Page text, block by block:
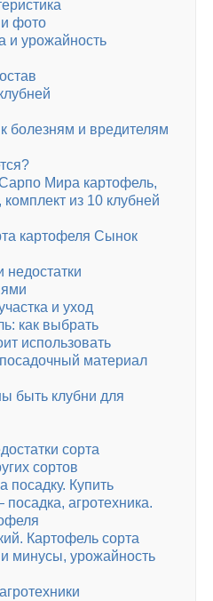
фото
и урожайность
болезням и вредителям
Мира картофель,
из 10 клубней
картофеля Сынок
недостатки
и уход
как выбрать
использовать
материал
быть клубни для
сорта
сортов
посадку. Купить
агротехника.
Картофель сорта
минусы, урожайность